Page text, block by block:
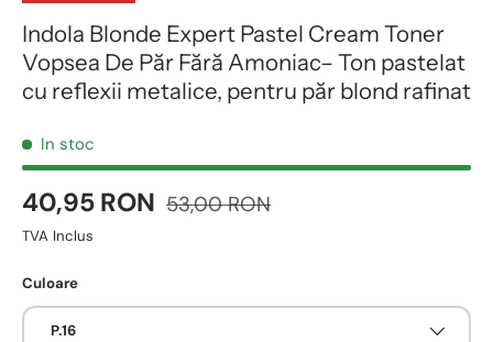
Indola Blonde Expert Pastel Cream Toner
Vopsea De Păr Fără Amoniac– Ton pastelat
cu reflexii metalice, pentru păr blond rafinat
In stoc
40,95 RON 53,00 RON
TVA Inclus
Culoare
P.16